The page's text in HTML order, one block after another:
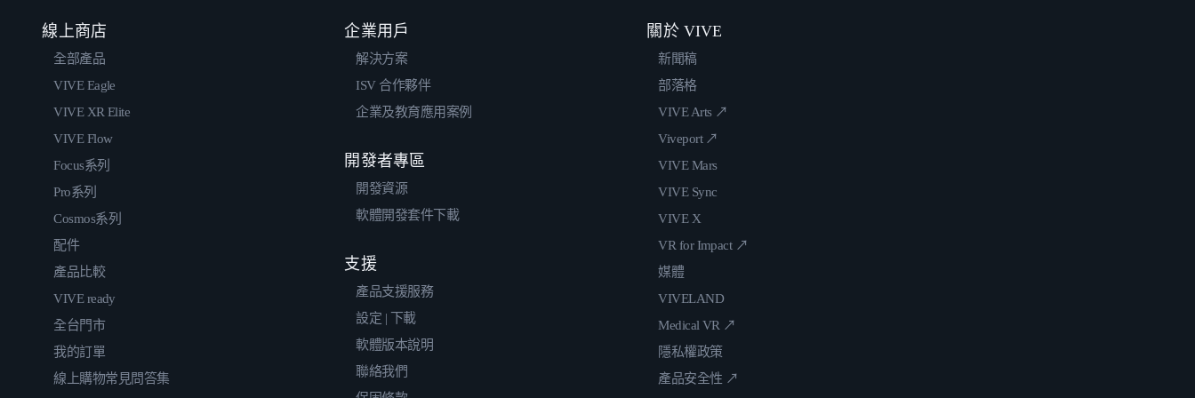
線上商店
全部產品
VIVE Eagle
VIVE XR Elite
VIVE Flow
Focus系列
Pro系列
Cosmos系列
配件
產品比較
VIVE ready
全台門市
我的訂單
線上購物常見問答集
企業用戶
解決方案
ISV 合作夥伴
企業及教育應用案例
開發者專區
開發資源
軟體開發套件下載
支援
產品支援服務
設定 | 下載
軟體版本說明
聯絡我們
關於 VIVE
新聞稿
部落格
VIVE Arts ↗
Viveport ↗
VIVE Mars
VIVE Sync
VIVE X
VR for Impact ↗
媒體
VIVELAND
Medical VR ↗
隱私權政策
產品安全性 ↗